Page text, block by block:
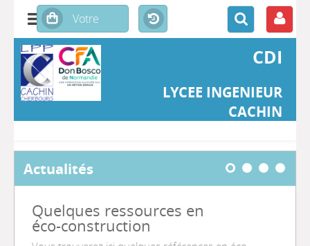
CDI
LYCEE INGENIEUR
CACHIN
Actualités
Quelques ressources en
éco-construction